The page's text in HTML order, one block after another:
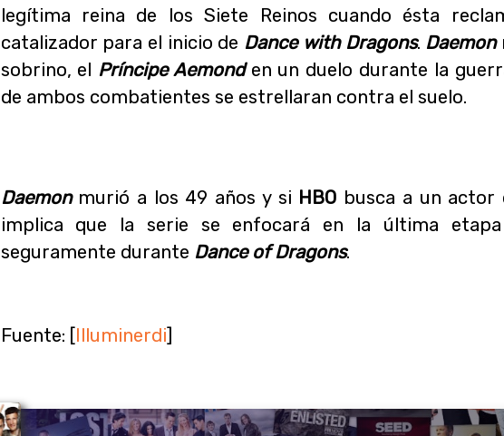
legítima reina de los Siete Reinos cuando ésta
catalizador para el inicio de Dance with Dragons. Daemon
sobrino, el Príncipe Aemonden un duelo durante la
de ambos combatientes se estrellaran contra el suelo.
Daemonmurió a los 49 años y si HBO busca a un actor
implica que la serie se enfocará en la última
seguramente durante Dance of Dragons.
Fuente: [Illuminerdi]